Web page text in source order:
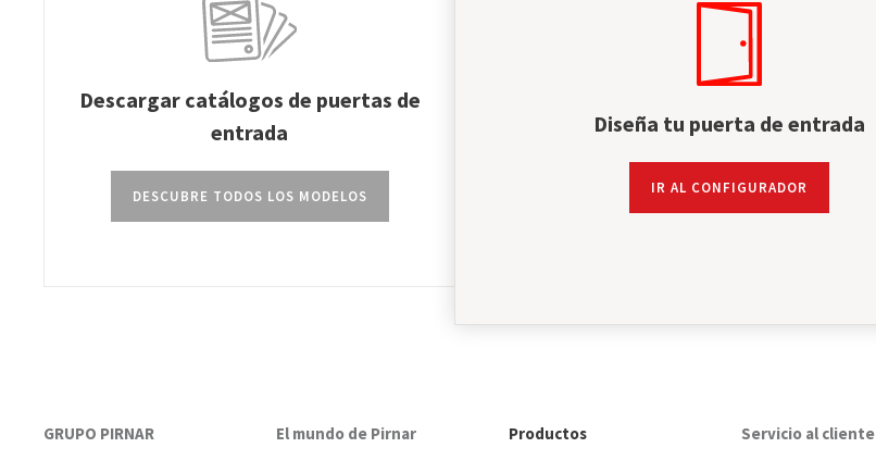
Diseña tu puerta de entrada
IR AL CONFIGURADOR
Descargar catálogos de puertas de
entrada
DESCUBRE TODOS LOS MODELOS
GRUPO PIRNAR El mundo de Pirnar Productos Servicio al cliente